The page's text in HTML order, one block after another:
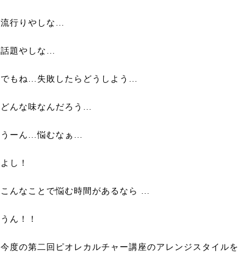
流行りやしな…
話題やしな…
でもね…失敗したらどうしよう…
どんな味なんだろう…
うーん…悩むなぁ…
よし！
こんなことで悩む時間があるなら …
うん！！
今度の第二回ピオレカルチャー講座のアレンジスタイル